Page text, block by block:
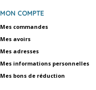
MON COMPTE
Mes commandes
Mes avoirs
Mes adresses
Mes informations personnelles
Mes bons de réduction